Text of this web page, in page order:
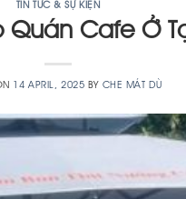
TIN TỨC & SỰ KIỆN
Cafe Ở
14 APRIL, 2025 BY CHE MÁT DÙ